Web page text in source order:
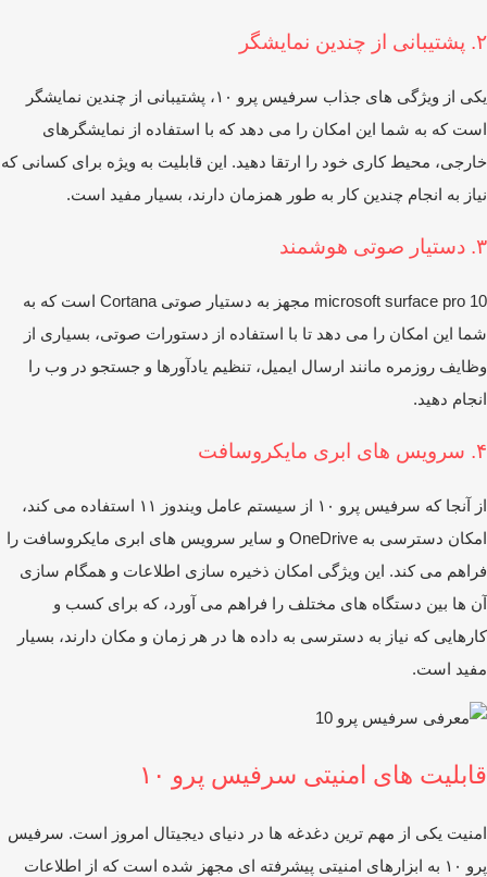
یکی از ویژگی‌ های جذاب سرفیس پرو ۱۰، پشتیبانی از چندین نمایشگر
که به شما این امکان را می ‌دهد که با استفاده از نمایشگرهای
محیط کاری خود را ارتقا دهید. این قابلیت به ‌ویژه برای کسانی که
به انجام چندین کار به ‌طور همزمان دارند، بسیار مفید است.
microsoft surface pro 10 مجهز به دستیار صوتی Cortana است که به
این امکان را می ‌دهد تا با استفاده از دستورات صوتی، بسیاری از
روزمره مانند ارسال ایمیل، تنظیم یادآورها و جستجو در وب را
دهید.
از آنجا که سرفیس پرو ۱۰ از سیستم عامل ویندوز ۱۱ استفاده می‌ کند،
امکان دسترسی به OneDrive و سایر سرویس ‌های ابری مایکروسافت را
می‌ کند. این ویژگی امکان ذخیره ‌سازی اطلاعات و همگام ‌سازی
ها بین دستگاه‌ های مختلف را فراهم می ‌آورد، که برای کسب ‌و
که نیاز به دسترسی به داده ‌ها در هر زمان و مکان دارند، بسیار
است.
‌های امنیتی سرفیس پرو ۱۰
یکی از مهم‌ ترین دغدغه‌ ها در دنیای دیجیتال امروز است. سرفیس
پرو ۱۰ به ابزارهای امنیتی پیشرفته ‌ای مجهز شده است که از اطلاعات